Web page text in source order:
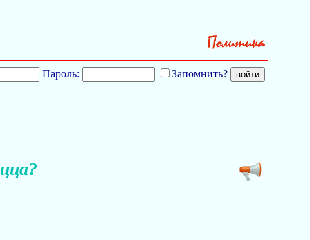
Пароль: Запомнить?